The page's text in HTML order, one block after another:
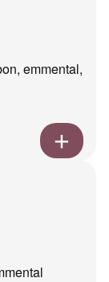
emmental,